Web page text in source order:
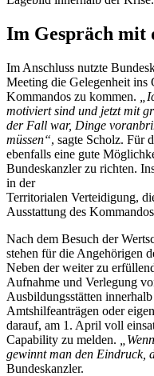
Im Gespräch mit
Im Anschluss nutzte
Meeting die Gelegenheit ins
Kommandos zu kommen.
motiviert sind und jetzt mit
der Fall war, Dinge
müssen“, sagte Scholz. Für
ebenfalls eine gute
Bundeskanzler zu richten.
in der
Territorialen Verteidigung,
Ausstattung des
Nach dem Besuch der
stehen für die Angehörigen
Neben der weiter zu
Aufnahme und Verlegung
Ausbildungsstätten
Amtshilfeanträgen oder
darauf, am 1. April voll
Capability zu melden.
gewinnt man den Eindruck,
Bundeskanzler.